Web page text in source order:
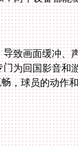
致画面缓冲、